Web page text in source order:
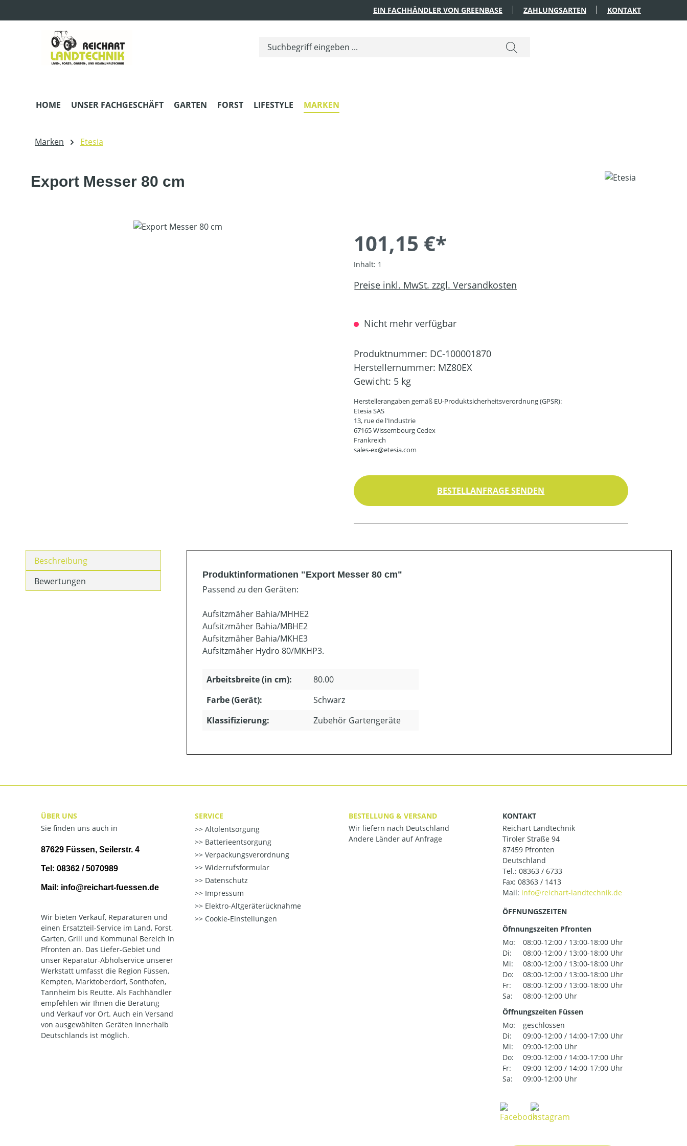
EIN FACHHÄNDLER VON GREENBASE ZAHLUNGSARTEN KONTAKT
HOME UNSER FACHGESCHÄFT GARTEN FORST LIFESTYLE MARKEN
Marken Etesia
Export Messer 80 cm
101,15 €*
Inhalt: 1
Preise inkl. MwSt. zzgl. Versandkosten
Nicht mehr verfügbar
Produktnummer: DC-100001870
Herstellernummer: MZ80EX
Gewicht: 5 kg
Herstellerangaben gemäß EU-Produktsicherheitsverordnung (GPSR):
Etesia SAS
13, rue de l'Industrie
67165 Wissembourg Cedex
Frankreich
sales-ex@etesia.com
BESTELLANFRAGE SENDEN
Beschreibung
Bewertungen
Produktinformationen "Export Messer 80 cm"
Passend zu den Geräten:
Aufsitzmäher Bahia/MHHE2
Aufsitzmäher Bahia/MBHE2
Aufsitzmäher Bahia/MKHE3
Aufsitzmäher Hydro 80/MKHP3.
Arbeitsbreite (in cm):
80.00
Farbe (Gerät):
Schwarz
Klassifizierung:
Zubehör Gartengeräte
ÜBER UNS
Sie finden uns auch in
87629 Füssen, Seilerstr. 4
Tel: 08362 / 5070989
Mail: info@reichart-fuessen.de
Wir bieten Verkauf, Reparaturen und
einen Ersatzteil-Service im Land, Forst,
Garten, Grill und Kommunal Bereich in
Pfronten an. Das Liefer-Gebiet und
unser Reparatur-Abholservice unserer
Werkstatt umfasst die Region Füssen,
Kempten, Marktoberdorf, Sonthofen,
Tannheim bis Reutte. Als Fachhändler
empfehlen wir Ihnen die Beratung
und Verkauf vor Ort. Auch ein Versand
von ausgewählten Geräten innerhalb
Deutschlands ist möglich.
SERVICE
Altölentsorgung
Batterieentsorgung
Verpackungsverordnung
Widerrufsformular
Datenschutz
Impressum
Elektro-Altgeräterücknahme
Cookie-Einstellungen
BESTELLUNG & VERSAND
Wir liefern nach Deutschland
Andere Länder auf Anfrage
KONTAKT
Reichart Landtechnik
Tiroler Straße 94
87459 Pfronten
Deutschland
Tel.: 08363 / 6733
Fax: 08363 / 1413
Mail:
ÖFFNUNGSZEITEN
Öfnnungszeiten Pfronten
Mo:
08:00-12:00 / 13:00-18:00 Uhr
Di:
08:00-12:00 / 13:00-18:00 Uhr
Mi:
08:00-12:00 / 13:00-18:00 Uhr
Do:
08:00-12:00 / 13:00-18:00 Uhr
Fr:
08:00-12:00 / 13:00-18:00 Uhr
Sa:
08:00-12:00 Uhr
Öffnungszeiten Füssen
Mo:
geschlossen
Di:
09:00-12:00 / 14:00-17:00 Uhr
Mi:
09:00-12:00 Uhr
Do:
09:00-12:00 / 14:00-17:00 Uhr
Fr:
09:00-12:00 / 14:00-17:00 Uhr
Sa:
09:00-12:00 Uhr